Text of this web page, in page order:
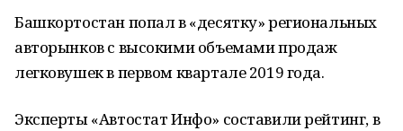
Башкортостан попал в «десятку» региональных
авторынков с высокими объемами продаж
легковушек в первом квартале 2019 года.
Эксперты «Автостат Инфо» составили рейтинг, в